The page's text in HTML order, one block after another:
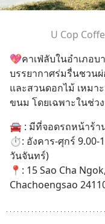
U Cop
💖คาเฟ่ลับในอำเภอบ
บรรยากาศร่มรื่นชวน
และสวนดอกไม้ เหมา
ขนม โดยเฉพาะในช่ว
🚘 : มีที่จอดรถหน้าร้า
⏱️: อังคาร-ศุกร์ 9.00-
วันจันทร์)
📍: 15 Sao Cha
Chachoengsao